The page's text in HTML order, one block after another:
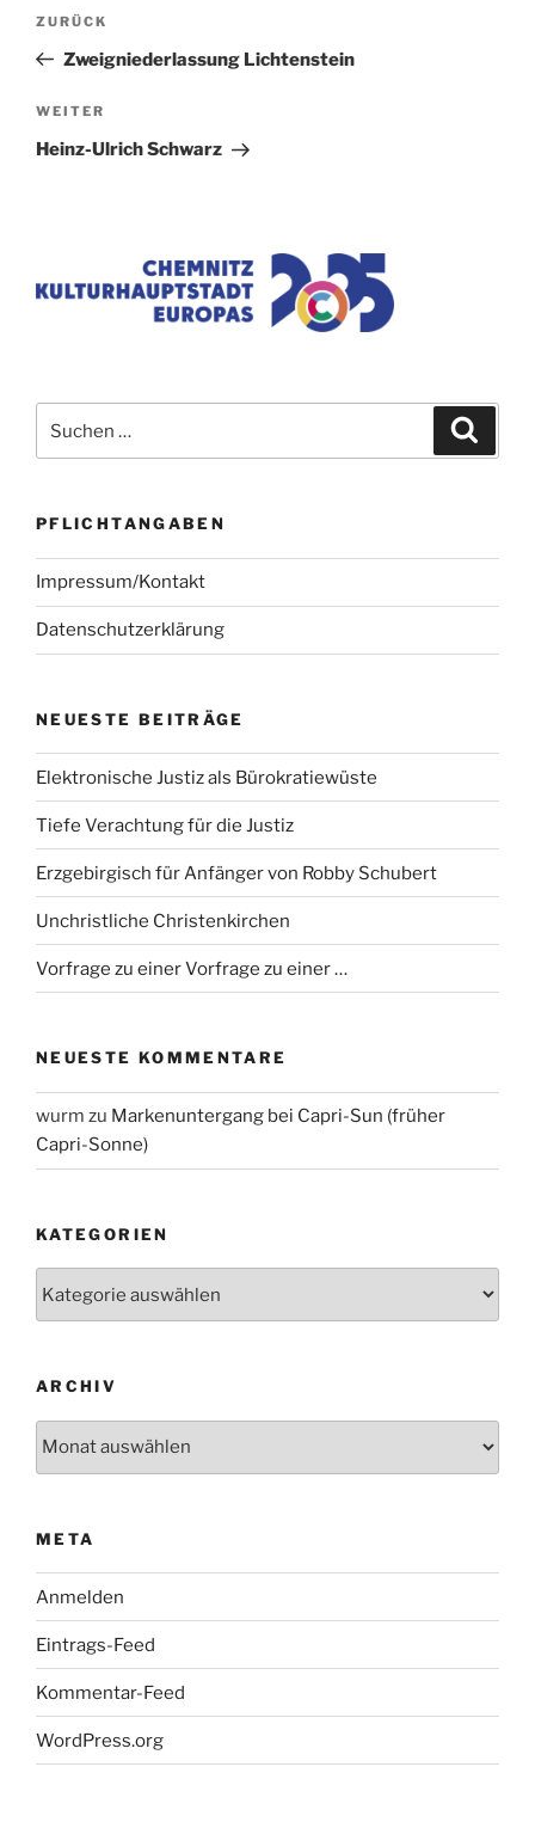
Beitragsnavigation
Vorheriger
Beitrag
ZURÜCK
Zweigniederlassung Lichtenstein
Nächster
Beitrag
WEITER
Heinz-Ulrich Schwarz
nach:
PFLICHTANGABEN
Impressum/Kontakt
Datenschutzerklärung
NEUESTE BEITRÄGE
Elektronische Justiz als Bürokratiewüste
Tiefe Verachtung für die Justiz
Erzgebirgisch für Anfänger von Robby Schubert
Unchristliche Christenkirchen
Vorfrage zu einer Vorfrage zu einer …
NEUESTE KOMMENTARE
wurm zu Markenuntergang bei Capri-Sun (früher
Capri-Sonne)
KATEGORIEN
ARCHIV
META
Anmelden
Eintrags-Feed
Kommentar-Feed
WordPress.org